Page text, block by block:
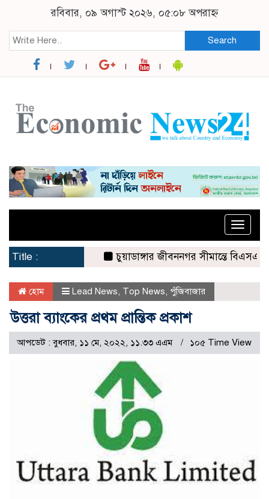
রবিবার, ০৯ অগাস্ট ২০২৬, ০৫:০৮ অপরাহ্ন
Search
Toggle
Title :
চুয়াডাঙ্গার জীবননগর সীমান্তে বিএসএফের
হোম Lead News Top News পুঁজিবাজার
উত্তরা ব্যাংকের প্রথম প্রান্তিক প্রকাশ
আপডেট : বুধবার, ১১ মে, ২০২২, ১১.৩৩ এএম ১০৫ Time View